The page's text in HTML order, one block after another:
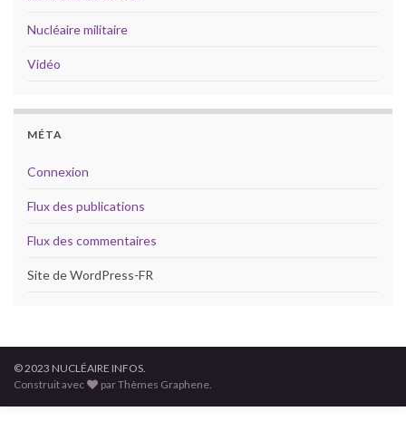
Nucléaire militaire
Vidéo
MÉTA
Connexion
Flux des publications
Flux des commentaires
Site de WordPress-FR
© 2023 NUCLÉAIRE INFOS.
Construit avec
par Thèmes Graphene.